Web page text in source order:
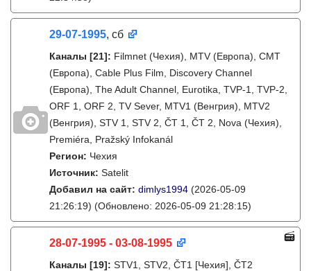
29-07-1995, сб
Каналы [21]: Filmnet (Чехия), MTV (Европа), CMT
(Европа), Cable Plus Film, Discovery Channel
(Европа), The Adult Channel, Eurotika, TVP-1, TVP-2,
ORF 1, ORF 2, TV Sever, MTV1 (Венгрия), MTV2
(Венгрия), STV 1, STV 2, ČT 1, ČT 2, Nova (Чехия),
Premiéra, Pražský Infokanál
Регион: Чехия
Источник: Satelit
Добавил на сайт: dimlys1994 (2026-05-09
21:26:19) (Обновлено: 2026-05-09 21:28:15)
28-07-1995 - 03-08-1995
Каналы [19]: STV1, STV2, ČT1 [Чехия], ČT2